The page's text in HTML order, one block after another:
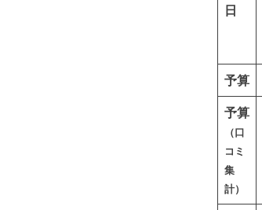
日
予算
予算
（口
コミ
集
計）